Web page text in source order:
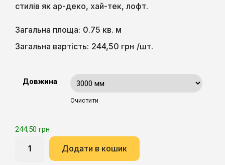
стилів як ар-деко, хай-тек, лофт.
Загальна площа: 0.75 кв. м
Загальна вартість: 244,50 грн /шт.
Довжина
Очистити
244,50 грн
Додати в кошик